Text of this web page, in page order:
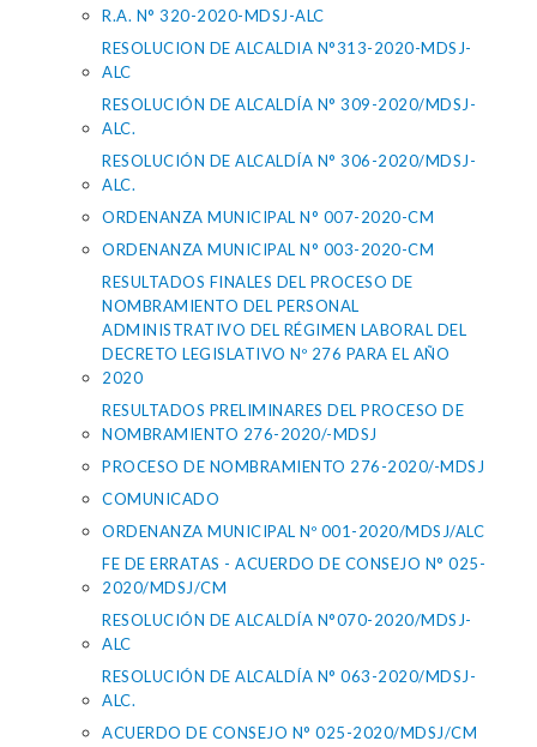
R.A. N° 320-2020-MDSJ-ALC
RESOLUCION DE ALCALDIA N°313-2020-MDSJ-
ALC
RESOLUCIÓN DE ALCALDÍA N° 309-2020/MDSJ-
ALC.
RESOLUCIÓN DE ALCALDÍA N° 306-2020/MDSJ-
ALC.
ORDENANZA MUNICIPAL N° 007-2020-CM
ORDENANZA MUNICIPAL N° 003-2020-CM
RESULTADOS FINALES DEL PROCESO DE
NOMBRAMIENTO DEL PERSONAL
ADMINISTRATIVO DEL RÉGIMEN LABORAL DEL
DECRETO LEGISLATIVO Nº 276 PARA EL AÑO
2020
RESULTADOS PRELIMINARES DEL PROCESO DE
NOMBRAMIENTO 276-2020/-MDSJ
PROCESO DE NOMBRAMIENTO 276-2020/-MDSJ
COMUNICADO
ORDENANZA MUNICIPAL Nº 001-2020/MDSJ/ALC
FE DE ERRATAS - ACUERDO DE CONSEJO N° 025-
2020/MDSJ/CM
RESOLUCIÓN DE ALCALDÍA N°070-2020/MDSJ-
ALC
RESOLUCIÓN DE ALCALDÍA N° 063-2020/MDSJ-
ALC.
ACUERDO DE CONSEJO N° 025-2020/MDSJ/CM